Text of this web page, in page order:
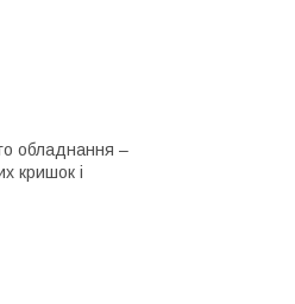
обладнання –
кришок і